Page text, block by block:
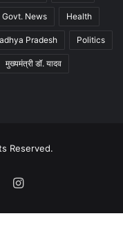
Govt. News Health
Pradesh Politics
मुख्यमंत्री डॉ. यादव
Reserved.
Instagram